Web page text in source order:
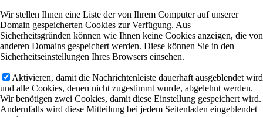
Wir stellen Ihnen eine Liste der von Ihrem Computer auf unserer
Domain gespeicherten Cookies zur Verfügung. Aus
Sicherheitsgründen können wie Ihnen keine Cookies anzeigen, die von
anderen Domains gespeichert werden. Diese können Sie in den
Sicherheitseinstellungen Ihres Browsers einsehen.
Aktivieren, damit die Nachrichtenleiste dauerhaft ausgeblendet wird
und alle Cookies, denen nicht zugestimmt wurde, abgelehnt werden.
Wir benötigen zwei Cookies, damit diese Einstellung gespeichert wird.
Andernfalls wird diese Mitteilung bei jedem Seitenladen eingeblendet